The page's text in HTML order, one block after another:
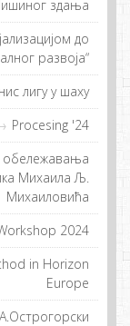
здања
до
развоја“
лигу у шаху
Procesing '24
обележавања
Михаила Љ.
Михаиловића
2024
in Horizon
Europe